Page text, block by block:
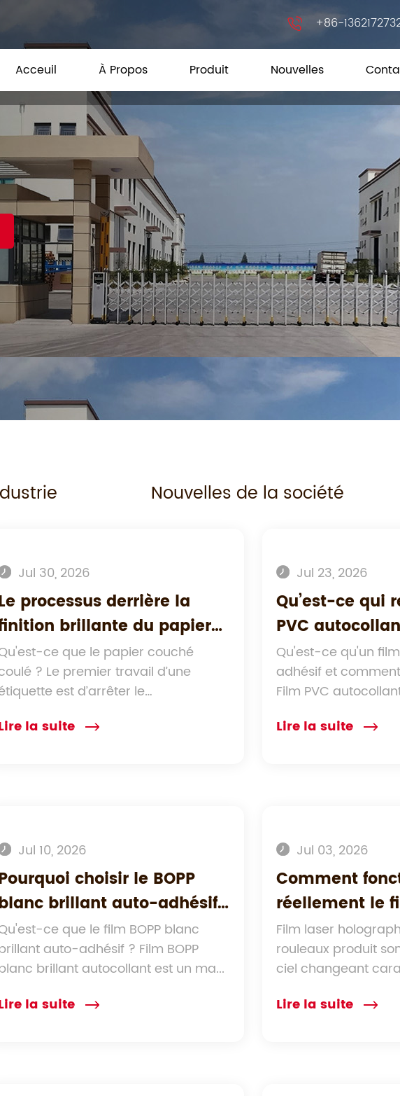
+86-
Acceuil À Propos Produit Nouvelles
Nouvelles de la société
Jul 30, 2026
processus derrière la
brillante du papier
pour les étiquettes
ce que le papier couché
? Le premier travail d’une
est d’arrêter le
la suite
Jul 23, 2026
Qu’est-ce qui
PVC
une utilisation
long terme ?
Qu'est-ce qu'un
adhésif et
Lire la suite
Jul 10, 2026
choisir le BOPP
brillant auto-adhésif
gros pour vos besoins
?
ce que le film BOPP blanc
auto-adhésif ? Film BOPP
blanc brillant autocollant est un ma...
la suite
Jul 03, 2026
Comment
réellement le
rouleaux ?
Film laser
rouleaux produit son effet arc-en-
ciel changeant
Lire la suite